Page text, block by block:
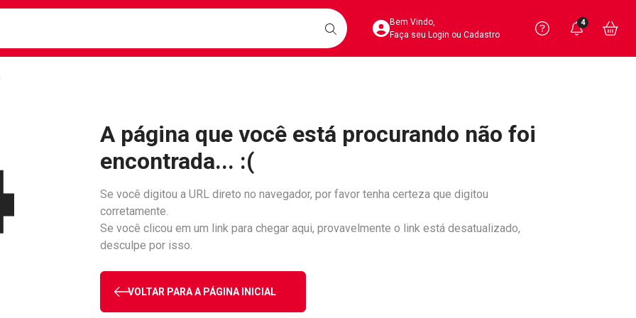
BUSCARAcesse sua Conta
Bem Vindo,
Faça seu Login ou Cadastro
Precisa
Ver Recursos
Você
4
A página que você está procurando não foi
encontrada... :(
Se você digitou a URL direto no navegador, por favor tenha certeza que digitou
corretamente.
Se você clicou em um link para chegar aqui, provavelmente o link está desatualizado,
desculpe por isso.
VOLTAR PARA A PÁGINA INICIAL